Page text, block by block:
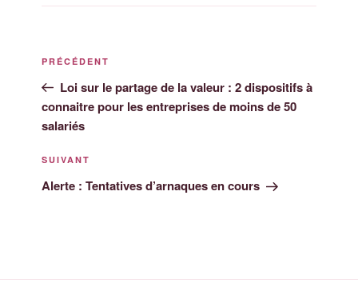
n o
k
p g n
PRÉCÉDENT
Loi sur le partage de la valeur : 2 dispositifs à
connaitre pour les entreprises de moins de 50
salariés
SUIVANT
Alerte : Tentatives d’arnaques en cours